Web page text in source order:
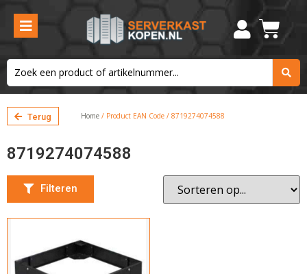
Terug Home / Product EAN Code / 8719274074588
8719274074588
Filteren
Hoogte
Kies de hoogte